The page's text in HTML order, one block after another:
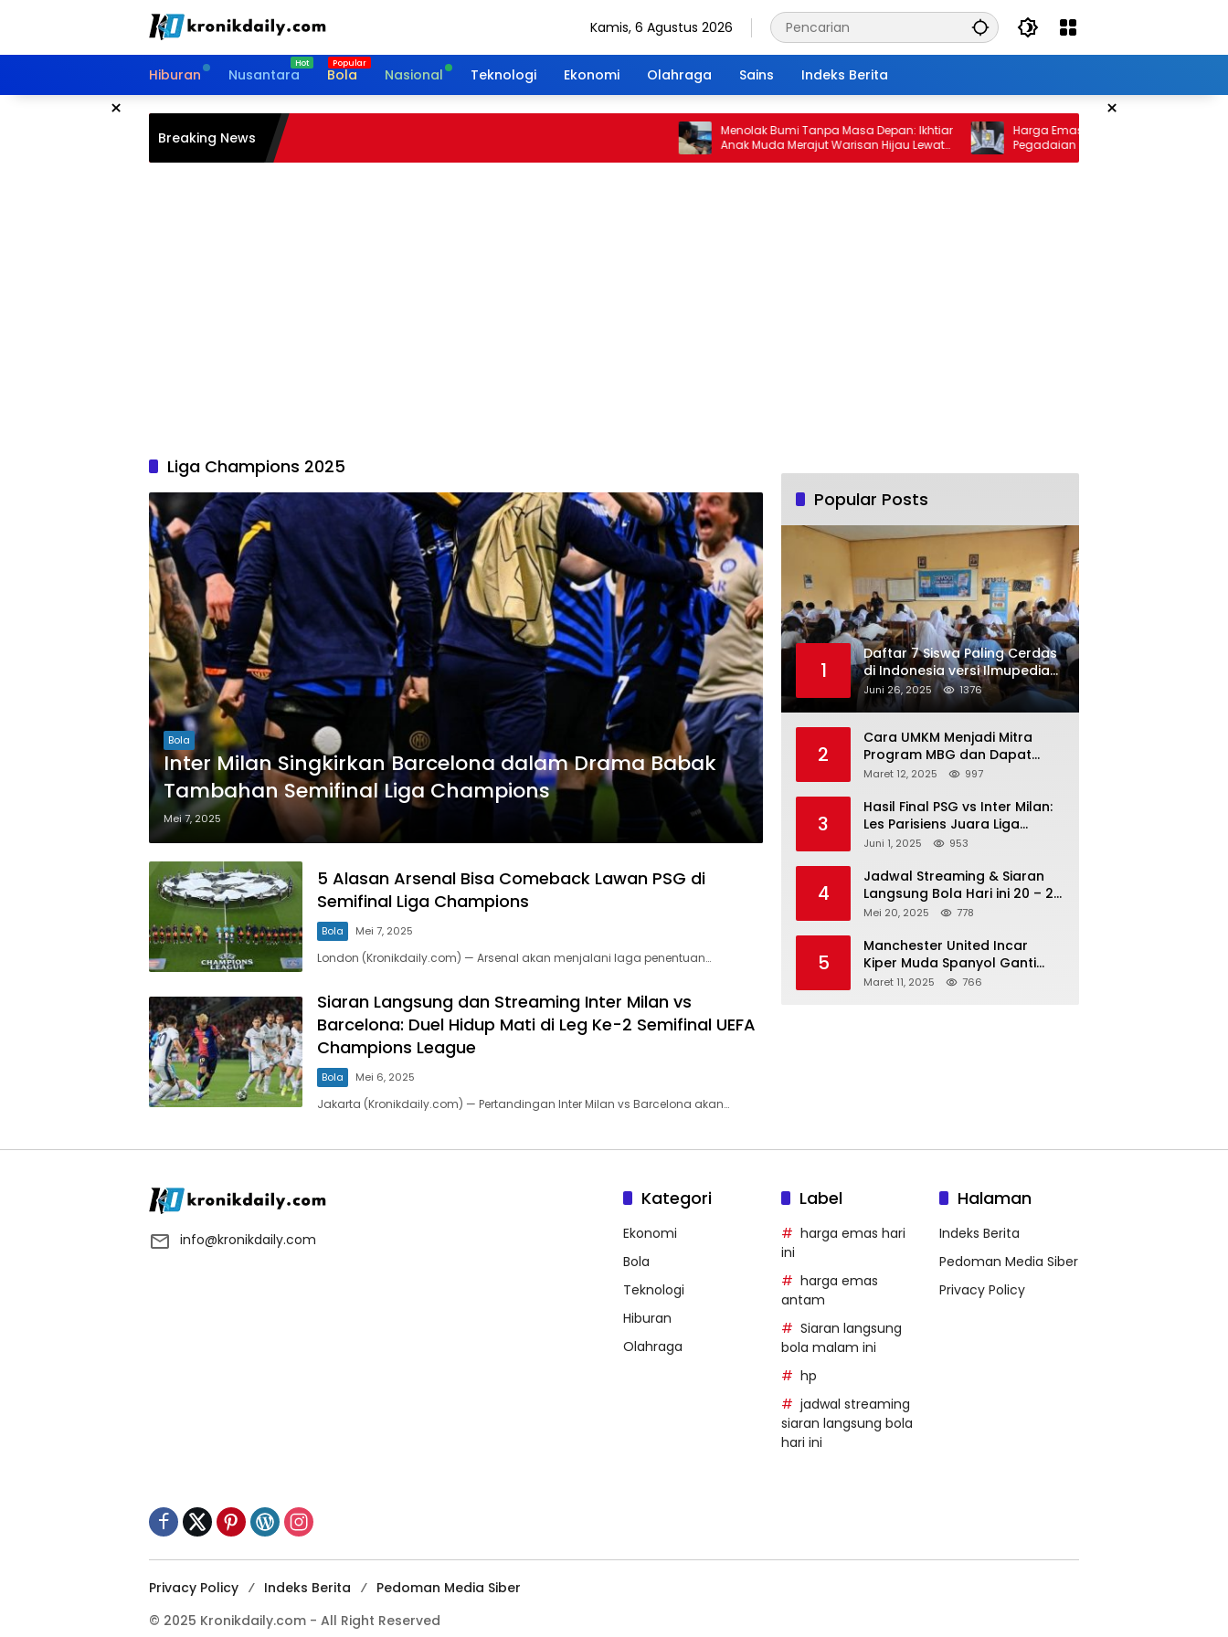
Kamis, 6 Agustus 2026
Hiburan Nusantara Bola Nasional Teknologi Ekonomi Olahraga Sains Indeks Berita
× ×
Breaking News
Menolak Bumi Tanpa Masa Depan: Ikhtiar
Anak Muda Merajut Warisan Hijau Lewat
Portal Waktu
Harga Emas 10 Februari 2026: Antam dan
Pegadaian Kembali Melonjak
Liga Champions 2025
Bola
Inter Milan Singkirkan Barcelona dalam Drama Babak
Tambahan Semifinal Liga Champions
Mei 7, 2025
5 Alasan Arsenal Bisa Comeback Lawan PSG di
Semifinal Liga Champions
Bola Mei 7, 2025
London (Kronikdaily.com) — Arsenal akan menjalani laga penentuan…
Siaran Langsung dan Streaming Inter Milan vs
Barcelona: Duel Hidup Mati di Leg Ke-2 Semifinal UEFA
Champions League
Bola Mei 6, 2025
Jakarta (Kronikdaily.com) — Pertandingan Inter Milan vs Barcelona akan…
Popular Posts
1
Daftar 7 Siswa Paling Cerdas
di Indonesia versi Ilmupedia
Tryout UTBK 2025
Juni 26, 2025 1376
2
Cara UMKM Menjadi Mitra
Program MBG dan Dapat
Modal Hingga Rp500 Juta
Maret 12, 2025 997
3
Hasil Final PSG vs Inter Milan:
Les Parisiens Juara Liga
Champions 2025 usai Bantai il
Juni 1, 2025 953
4
Jadwal Streaming & Siaran
Langsung Bola Hari ini 20 – 21
Mei 2025: Manchester City vs
Mei 20, 2025 778
5
Manchester United Incar
Kiper Muda Spanyol Ganti
Andre Onana
Maret 11, 2025 766
info@kronikdaily.com
Kategori
Ekonomi
Bola
Teknologi
Hiburan
Olahraga
Label
harga emas hari
ini
harga emas
antam
Siaran langsung
bola malam ini
hp
jadwal streaming
siaran langsung bola
hari ini
Halaman
Indeks Berita
Pedoman Media Siber
Privacy Policy
Privacy Policy Indeks Berita
Pedoman Media Siber
© 2025 Kronikdaily.com - All Right Reserved